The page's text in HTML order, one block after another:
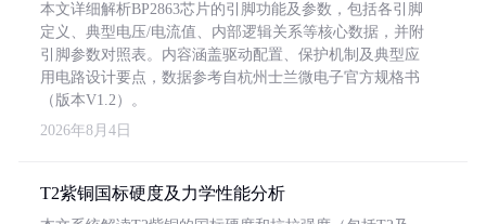
本文详细解析BP2863芯片的引脚功能及参数，包括各引脚
定义、典型电压/电流值、内部逻辑关系等核心数据，并附
引脚参数对照表。内容涵盖驱动配置、保护机制及典型应
用电路设计要点，数据参考自杭州士兰微电子官方规格书
（版本V1.2）。
2026年8月4日
T2紫铜国标硬度及力学性能分析